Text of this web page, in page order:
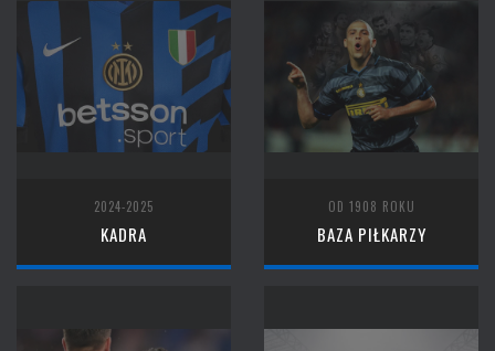
2024-2025
KADRA
OD 1908 ROKU
BAZA PIŁKARZY